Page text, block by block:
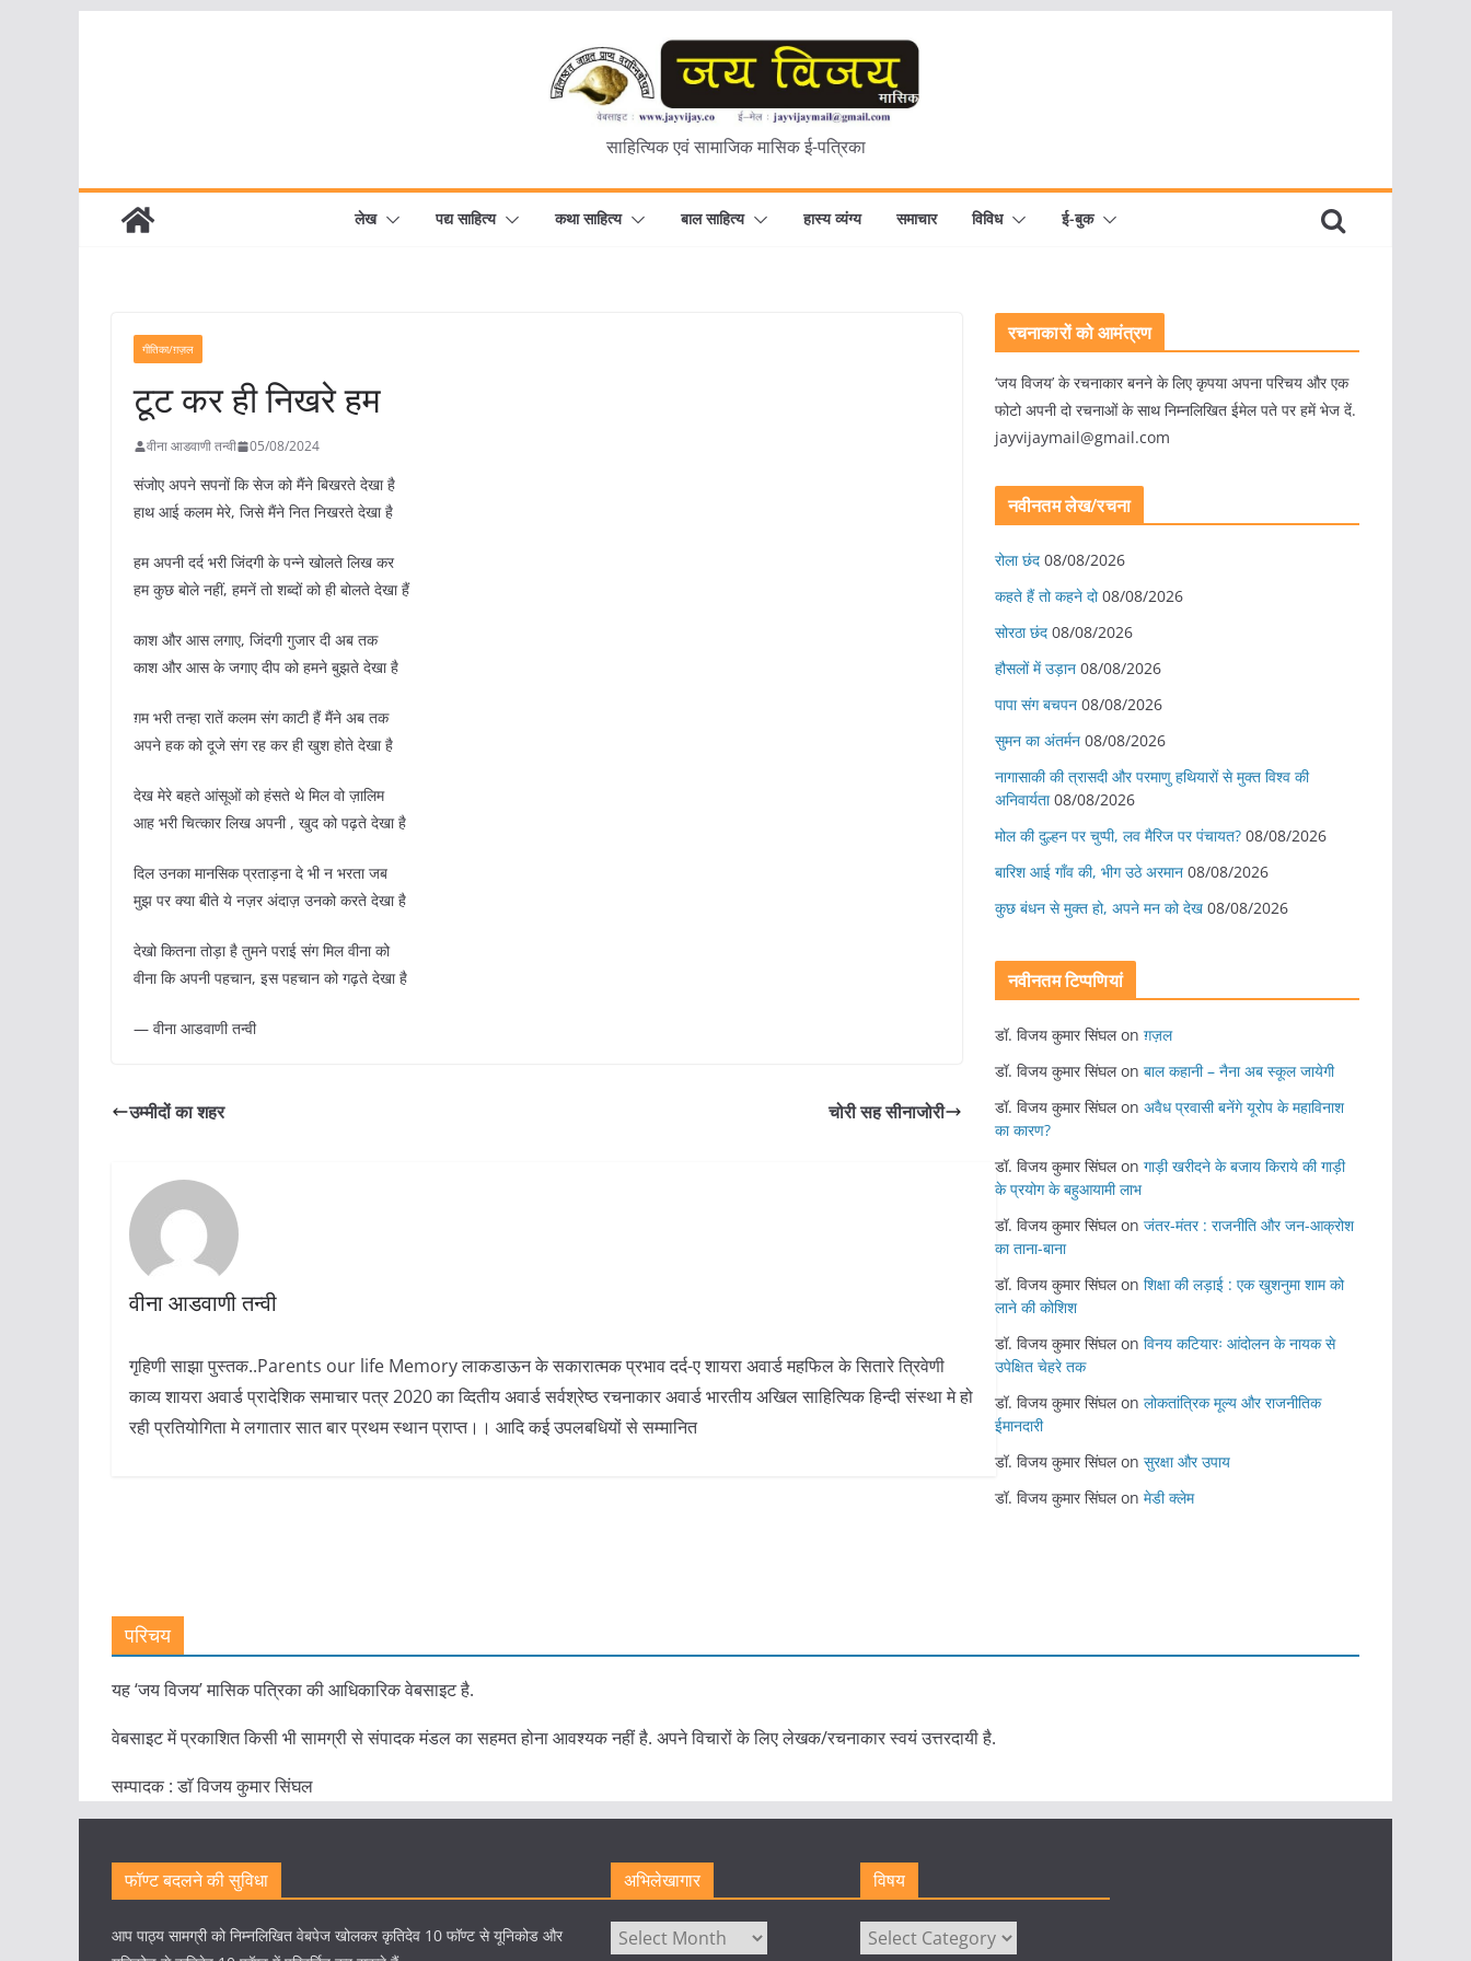
साहित्यिक एवं सामाजिक मासिक ई-पत्रिका
लेख पद्य साहित्य कथा साहित्य बाल साहित्य हास्य व्यंग्य समाचार विविध ई-बुक
गीतिका/ग़ज़ल
टूट कर ही निखरे हम
वीना आडवाणी तन्वी 05/08/2024
संजोए अपने सपनों कि सेज को मैंने बिखरते देखा है
हाथ आई कलम मेरे, जिसे मैंने नित निखरते देखा है
हम अपनी दर्द भरी जिंदगी के पन्ने खोलते लिख कर
हम कुछ बोले नहीं, हमनें तो शब्दों को ही बोलते देखा हैं
काश और आस लगाए, जिंदगी गुजार दी अब तक
काश और आस के जगाए दीप को हमने बुझते देखा है
ग़म भरी तन्हा रातें कलम संग काटी हैं मैंने अब तक
अपने हक को दूजे संग रह कर ही खुश होते देखा है
देख मेरे बहते आंसूओं को हंसते थे मिल वो ज़ालिम
आह भरी चित्कार लिख अपनी , खुद को पढ़ते देखा है
दिल उनका मानसिक प्रताड़ना दे भी न भरता जब
मुझ पर क्या बीते ये नज़र अंदाज़ उनको करते देखा है
देखो कितना तोड़ा है तुमने पराई संग मिल वीना को
वीना कि अपनी पहचान, इस पहचान को गढ़ते देखा है
— वीना आडवाणी तन्वी
उम्मीदों का शहर चोरी सह सीनाजोरी
वीना आडवाणी तन्वी
गृहिणी साझा पुस्तक..Parents our life Memory लाकडाऊन के सकारात्मक प्रभाव दर्द-ए शायरा अवार्ड महफिल के सितारे त्रिवेणी
काव्य शायरा अवार्ड प्रादेशिक समाचार पत्र 2020 का व्दितीय अवार्ड सर्वश्रेष्ठ रचनाकार अवार्ड भारतीय अखिल साहित्यिक हिन्दी संस्था मे हो
रही प्रतियोगिता मे लगातार सात बार प्रथम स्थान प्राप्त।। आदि कई उपलबधियों से सम्मानित
रचनाकारों को आमंत्रण
‘जय विजय’ के रचनाकार बनने के लिए कृपया अपना परिचय और एक
फोटो अपनी दो रचनाओं के साथ निम्नलिखित ईमेल पते पर हमें भेज दें.
jayvijaymail@gmail.com
नवीनतम लेख/रचना
रोला छंद 08/08/2026
कहते हैं तो कहने दो 08/08/2026
सोरठा छंद 08/08/2026
हौसलों में उड़ान 08/08/2026
पापा संग बचपन 08/08/2026
सुमन का अंतर्मन 08/08/2026
नागासाकी की त्रासदी और परमाणु हथियारों से मुक्त विश्व की
अनिवार्यता 08/08/2026
मोल की दुल्हन पर चुप्पी, लव मैरिज पर पंचायत? 08/08/2026
बारिश आई गाँव की, भीग उठे अरमान 08/08/2026
कुछ बंधन से मुक्त हो, अपने मन को देख 08/08/2026
नवीनतम टिप्पणियां
डॉ. विजय कुमार सिंघलon ग़ज़ल
डॉ. विजय कुमार सिंघलon बाल कहानी – नैना अब स्कूल जायेगी
डॉ. विजय कुमार सिंघलon अवैध प्रवासी बनेंगे यूरोप के महाविनाश
का कारण?
डॉ. विजय कुमार सिंघलon गाड़ी खरीदने के बजाय किराये की गाड़ी
के प्रयोग के बहुआयामी लाभ
डॉ. विजय कुमार सिंघलon जंतर-मंतर : राजनीति और जन-आक्रोश
का ताना-बाना
डॉ. विजय कुमार सिंघलon शिक्षा की लड़ाई : एक खुशनुमा शाम को
लाने की कोशिश
डॉ. विजय कुमार सिंघलon विनय कटियारः आंदोलन के नायक से
उपेक्षित चेहरे तक
डॉ. विजय कुमार सिंघलon लोकतांत्रिक मूल्य और राजनीतिक
ईमानदारी
डॉ. विजय कुमार सिंघलon सुरक्षा और उपाय
डॉ. विजय कुमार सिंघलon मेडी क्लेम
परिचय
यह ‘जय विजय’ मासिक पत्रिका की आधिकारिक वेबसाइट है.
वेबसाइट में प्रकाशित किसी भी सामग्री से संपादक मंडल का सहमत होना आवश्यक नहीं है. अपने विचारों के लिए लेखक/रचनाकार स्वयं उत्तरदायी है.
सम्पादक : डाॅ विजय कुमार सिंघल
फॉण्ट बदलने की सुविधा
आप पाठ्य सामग्री को निम्नलिखित वेबपेज खोलकर कृतिदेव 10 फॉण्ट से यूनिकोड और
अभिलेखागार
अभिलेखागार
विषय
विषय